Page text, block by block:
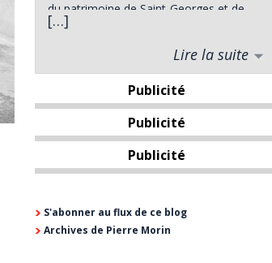
du patrimoine de Saint-Georges et de
ses environs. Elle a vu le jour à la suite
d'une rencontre entre divers intervenants
du milieu touristique de Saint-Georges,
rencontre qui s'est déroulée dans le
cadre du Forum Urbain de l'automne
1991. De plus, le grand public pourra
bientôt visiter le Musée de
présentement en restructuration.
[…]
Lire la suite
Publicité
Publicité
Publicité
S'abonner au flux de ce blog
Archives de Pierre Morin